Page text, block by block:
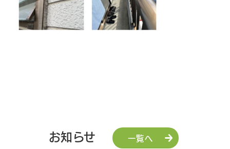
お知らせ 一覧へ